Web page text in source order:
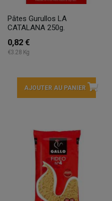
Pâtes Gurullos LA
CATALANA 250g.
0,82 €
€3.28 Kg
AJOUTER AU PANIER